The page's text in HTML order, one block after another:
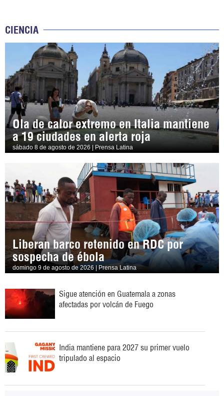
CIENCIA
Ola de calor extremo en Italia mantiene
a 19 ciudades en alerta roja
sábado 8 de agosto de 2026 | Prensa Latina
Liberan barco retenido en RDC por
sospecha de ébola
domingo 9 de agosto de 2026 | Prensa Latina
Sigue atención en Guatemala a zonas
afectadas por volcán de Fuego
India mantiene para 2027 su primer vuelo
tripulado al espacio